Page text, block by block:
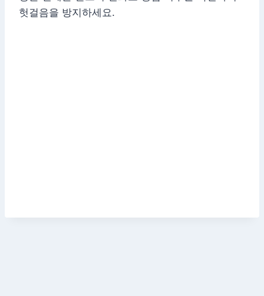
헛걸음을 방지하세요.